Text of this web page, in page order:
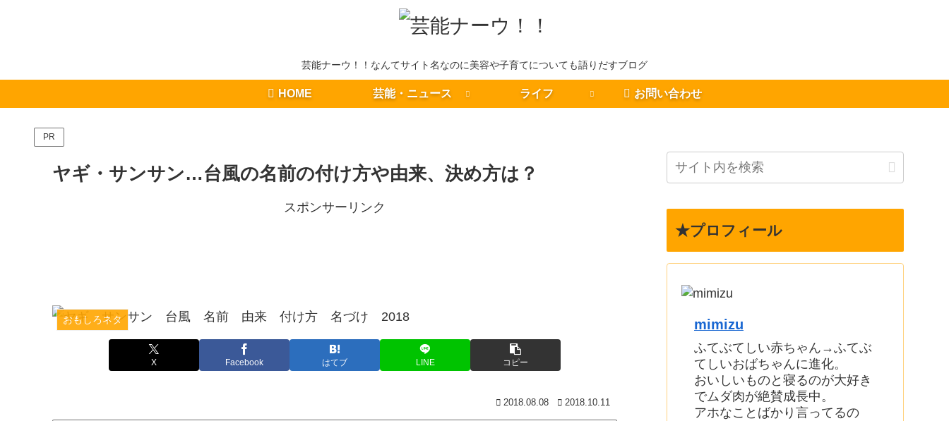
芸能ナーウ！！なんてサイト名なのに美容や子育てについても語りだすブログ
HOME 芸能・ニュース ライフ お問い合わせ
PR
ヤギ・サンサン…台風の名前の付け方や由来、決め方は？
スポンサーリンク
おもしろネタ
X Facebook はてブ LINE コピー
2018.08.08 2018.10.11
★プロフィール
mimizu
ふてぶてしい赤ちゃん→ふてぶ
てしいおばちゃんに進化。
おいしいものと寝るのが大好き
でムダ肉が絶賛成長中。
アホなことばかり言ってるの